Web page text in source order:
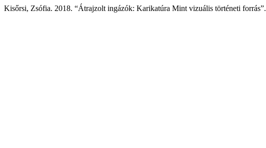
Kisőrsi, Zsófia. 2018. “Átrajzolt ingázók: Karikatúra Mint vizuális történeti forrás”.